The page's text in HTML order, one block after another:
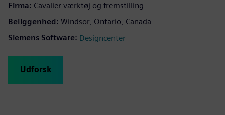
Firma: Cavalier værktøj og fremstilling
Beliggenhed: Windsor, Ontario, Canada
Siemens Software: Designcenter
Udforsk